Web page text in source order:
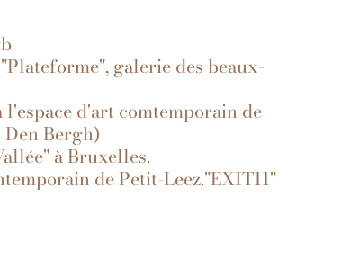
galerie des beaux-
d'art comtemporain de
Bergh)
à Bruxelles.
de Petit-Leez."EXIT11"